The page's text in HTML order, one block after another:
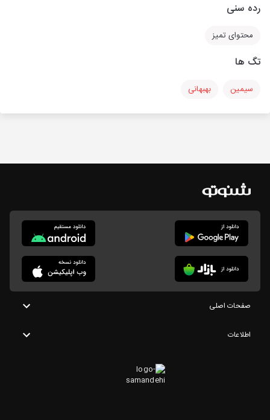
رده سنی
محتوای تمیز
تگ ها
سیمین بهبهانی
صفحات اصلی
اطلاعات